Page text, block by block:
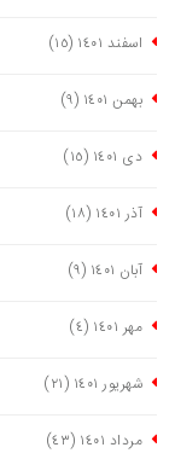
اسفند ١٤٠١ (١٥)
بهمن ١٤٠١ (٩)
دی ١٤٠١ (١٥)
آذر ١٤٠١ (١٨)
آبان ١٤٠١ (٩)
مهر ١٤٠١ (٤)
شهریور ١٤٠١ (٢١)
مرداد ١٤٠١ (٤٣)